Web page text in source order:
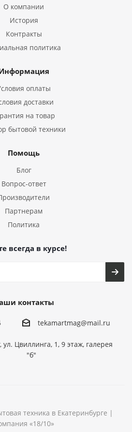
О компании
История
Контракты
политика
оплаты
доставки
на товар
бытовой техники
Помощь
Блог
Вопрос-ответ
Партнерам
Политика
всегда в курсе!
контакты
tekamartmag@mail.ru
ул. Цвиллинга, 1, 9 этаж, галерея
"б"
техника в Екатеринбурге |
«18/10»